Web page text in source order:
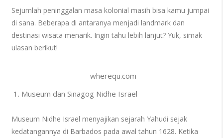
Sejumlah peninggalan masa kolonial masih bisa kamu jumpai
di sana. Beberapa di antaranya menjadi landmark dan
destinasi wisata menarik. Ingin tahu lebih lanjut? Yuk, simak
ulasan berikut!
wherequ.com
Museum dan Sinagog Nidhe Israel
Museum Nidhe Israel menyajikan sejarah Yahudi sejak
kedatangannya di Barbados pada awal tahun 1628. Ketika